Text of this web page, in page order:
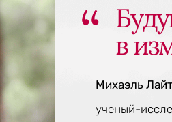
в
Михаэль
ученый-